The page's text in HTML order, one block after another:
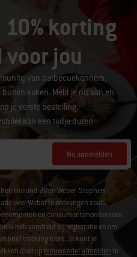
10% korting
jou
van barbecuekenners,
koken. Meld je nu aan en
je eerste bestelling.
kan een tijdje duren.
Nu aanmelden
Holland BV en Weber-Stephen
over Weber te ontvangen zoals
en consumentenonderzoek
ik heb verstrekt bij registratie en om
tracking tools. Je kunt je
door op nieuwsbrief afmeldente